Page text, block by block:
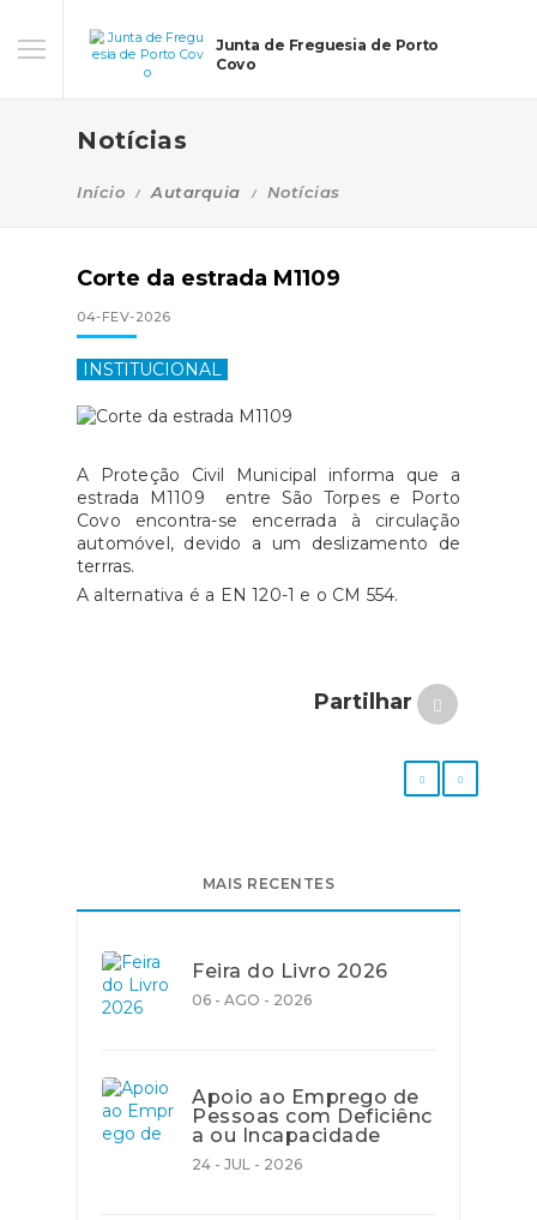
Junta de Freguesia de Porto
Covo
Notícias
Início Autarquia Notícias
Corte da estrada M1109
04-FEV-2026
INSTITUCIONAL
A Proteção Civil Municipal informa que a
estrada M1109 entre São Torpes e Porto
Covo encontra-se encerrada à circulação
automóvel, devido a um deslizamento de
terrras.
A alternativa é a EN 120-1 e o CM 554.
Partilhar
MAIS RECENTES
Feira do Livro 2026
06 - AGO - 2026
Apoio ao Emprego de
Pessoas com Deficiênc
a ou Incapacidade
24 - JUL - 2026